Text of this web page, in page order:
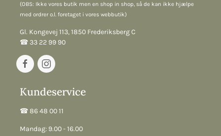
(OBS: Ikke vores butik men en shop in shop, så de kan ikke hjælpe
med ordrer o.l. foretaget i vores webbutik)
Gl. Kongevej 113, 1850 Frederiksberg C
☎︎ 33 22 99 90
Kundeservice
☎︎ 86 48 00 11
Mandag: 9.00 - 16.00